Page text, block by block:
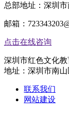
总部地址：深圳市
邮箱：
点击在线咨询
深圳市红色文化
地址：深圳市南山
联系我们
网站建设